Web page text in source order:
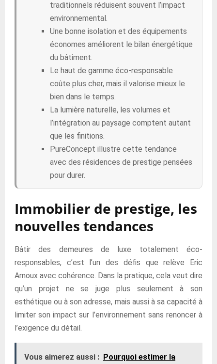
traditionnels réduisent souvent l’impact
environnemental.
Une bonne isolation et des équipements
économes améliorent le bilan énergétique
du bâtiment.
Le haut de gamme éco-responsable
coûte plus cher, mais il valorise mieux le
bien dans le temps.
La lumière naturelle, les volumes et
l’intégration au paysage comptent autant
que les finitions.
PureConcept illustre cette tendance
avec des résidences de prestige pensées
pour durer.
Immobilier de prestige, les
nouvelles tendances
Bâtir des demeures de luxe totalement éco-
responsables, c’est l’un des défis que relève Eric
Arnoux avec cohérence. Dans la pratique, cela veut dire
qu’un projet ne se juge plus seulement à son
esthétique ou à son adresse, mais aussi à sa capacité à
limiter son impact sur l’environnement sans renoncer à
l’exigence du détail.
Vous aimerez aussi : Pourquoi estimer la